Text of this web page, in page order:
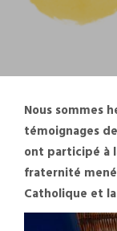
Nous sommes
témoignages
ont participé à
fraternité
Catholique et